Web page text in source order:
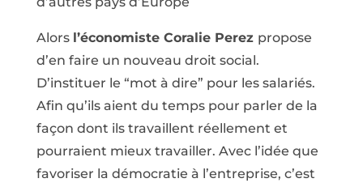
Alors l’économiste Coralie Perez propose
d’en faire un nouveau droit social.
D’instituer le “mot à dire” pour les salariés.
Afin qu’ils aient du temps pour parler de la
façon dont ils travaillent réellement et
pourraient mieux travailler. Avec l’idée que
favoriser la démocratie à l’entreprise, c’est